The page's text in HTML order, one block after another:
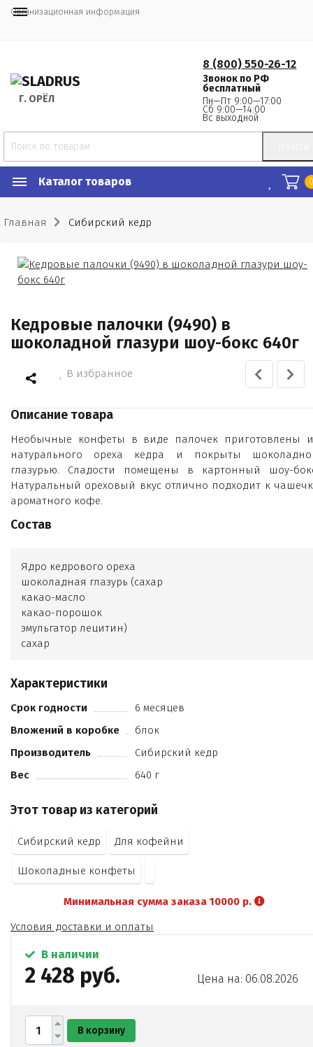
Организационная информация
Г. ОРЁЛ
8 (800) 550-26-12
Звонок по РФ
бесплатный
Пн—Пт 9:00—17:00
Сб 9:00—14:00
Вс выходной
Каталог товаров
Главная Сибирский кедр
Кедровые палочки (9490) в
шоколадной глазури шоу-бокс 640г
В избранное
Описание товара
Необычные конфеты в виде палочек приготовлены
натурального ореха кедра и покрыты
глазурью. Сладости помещены в картонный шоу-
Натуральный ореховый вкус отлично подходит к
ароматного кофе.
Состав
Ядро кедрового ореха
шоколадная глазурь (сахар
какао-масло
какао-порошок
эмульгатор лецитин)
сахар
Характеристики
Срок годности
6 месяцев
Вложений в коробке
блок
Производитель
Сибирский кедр
Вес
640 г
Этот товар из категорий
Сибирский кедр Для кофейни
Шоколадные конфеты
Минимальная сумма заказа 10000 р.
Условия доставки и оплаты
В наличии
2 428 руб. Цена на: 06.08.2026
В корзину